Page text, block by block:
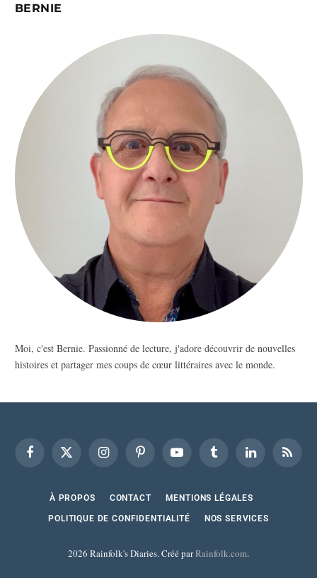
BERNIE
Moi, c'est Bernie. Passionné de lecture, j'adore découvrir de nouvelles
histoires et partager mes coups de cœur littéraires avec le monde.
FacebookX
InstagramPinterest YouTube Tumblr LinkedInRSS
À PROPOS CONTACT MENTIONS LÉGALES
POLITIQUE DE CONFIDENTIALITÉ NOS SERVICES
2026 Rainfolk's Diaries. Créé parRainfolk.com.